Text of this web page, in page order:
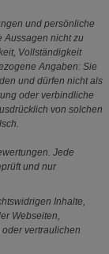
und persönliche
Aussagen nicht zu
Vollständigkeit
Angaben: Sie
und dürfen nicht als
oder verbindliche
von solchen
Jede
und nur
Inhalte,
Webseiten,
vertraulichen